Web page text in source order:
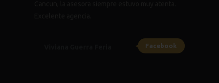
Facebook